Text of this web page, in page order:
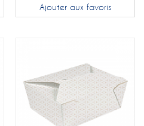
Ajouter aux favoris